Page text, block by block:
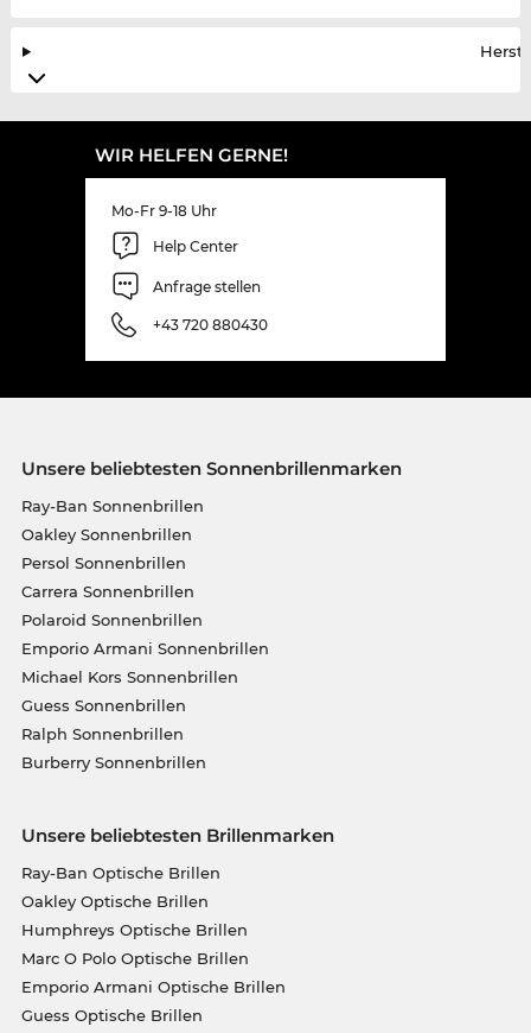
WIR HELFEN GERNE!
Mo-Fr 9-18 Uhr
Help Center
Anfrage stellen
+43 720 880430
Unsere beliebtesten Sonnenbrillenmarken
Ray-Ban Sonnenbrillen
Oakley Sonnenbrillen
Persol Sonnenbrillen
Carrera Sonnenbrillen
Polaroid Sonnenbrillen
Emporio Armani Sonnenbrillen
Michael Kors Sonnenbrillen
Guess Sonnenbrillen
Ralph Sonnenbrillen
Burberry Sonnenbrillen
Unsere beliebtesten Brillenmarken
Ray-Ban Optische Brillen
Oakley Optische Brillen
Humphreys Optische Brillen
Marc O Polo Optische Brillen
Emporio Armani Optische Brillen
Guess Optische Brillen